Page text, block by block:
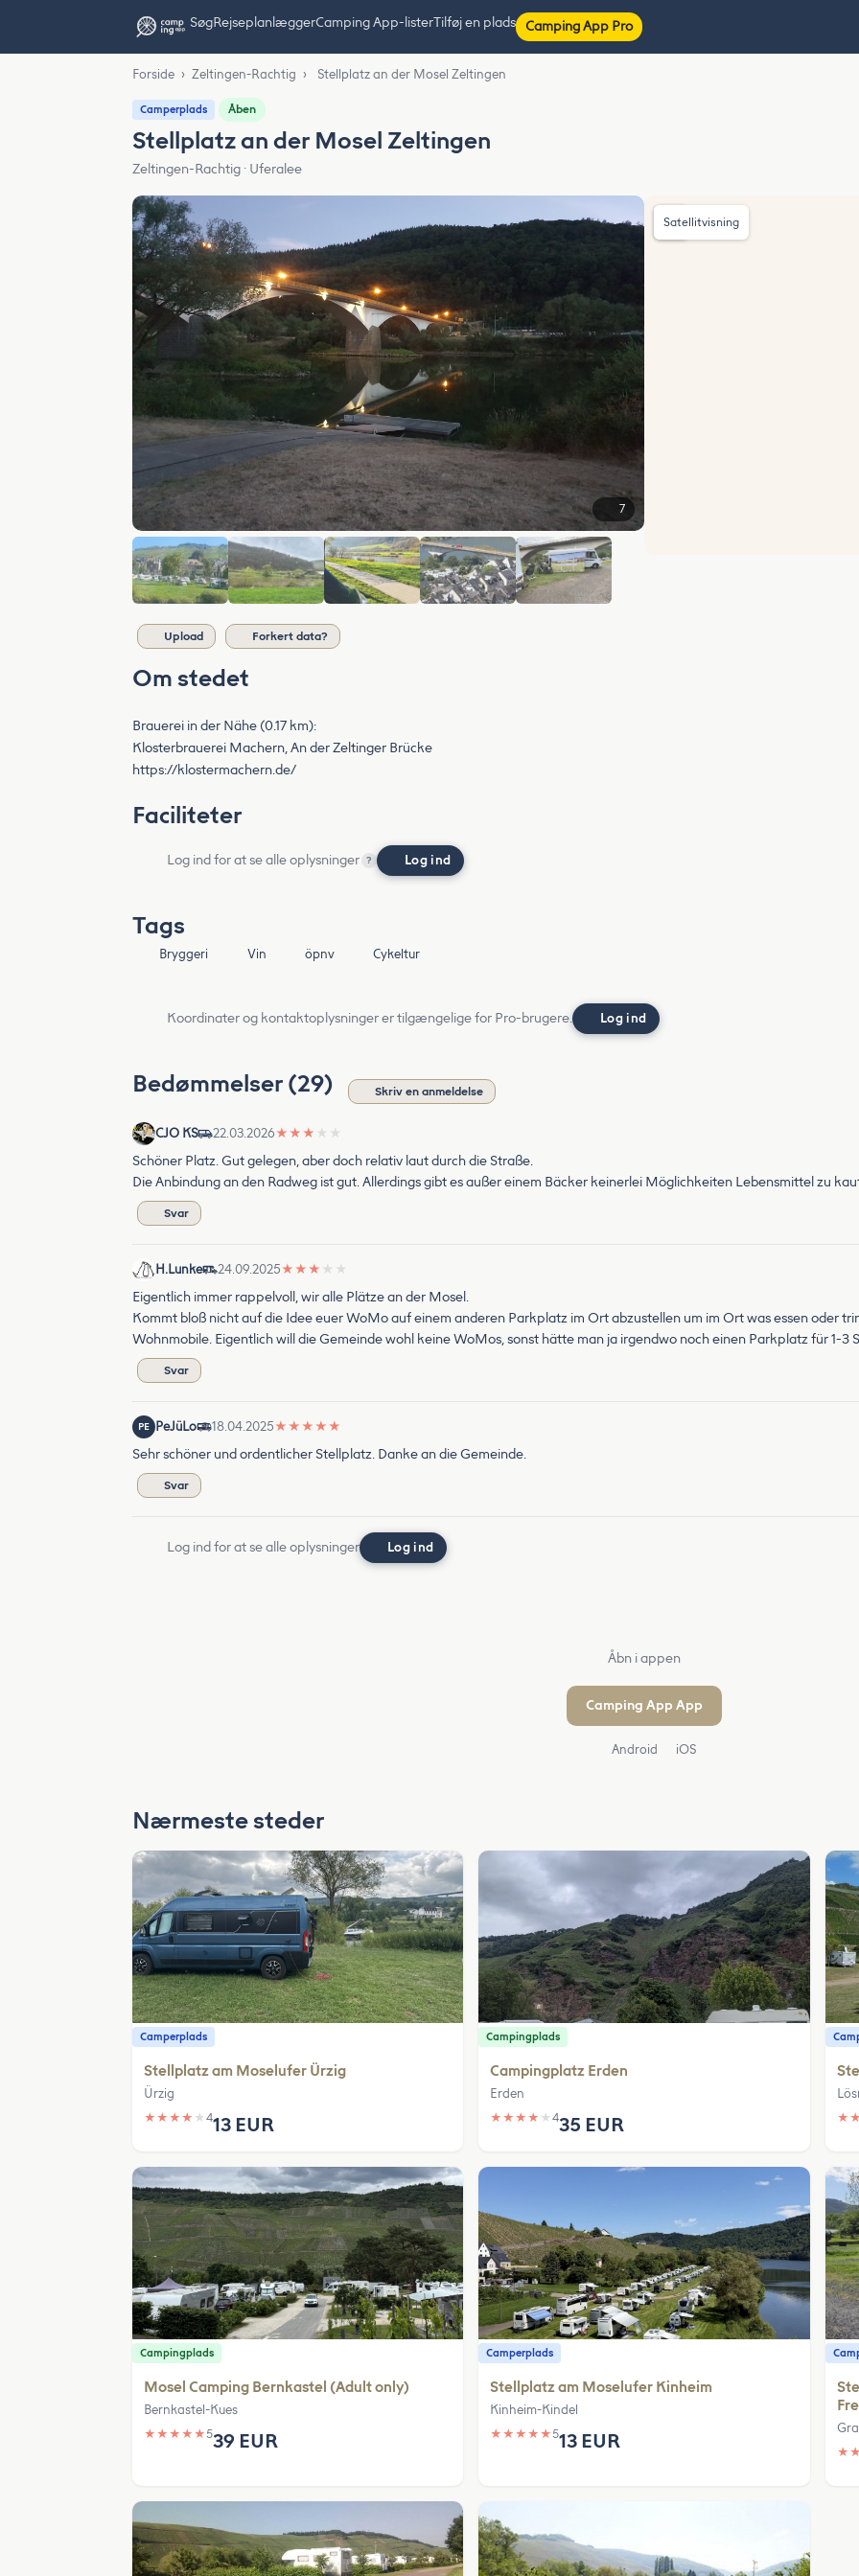
SøgRejseplanlæggerCamping App-listerTilføj en plads Camping App Pro
Forside › Zeltingen-Rachtig › Stellplatz an der Mosel Zeltingen
Camperplads Åben
Stellplatz an der Mosel Zeltingen
Zeltingen-Rachtig · Uferalee
7
Satellitvisning
Upload Forkert data?
Om stedet
Brauerei in der Nähe (0.17 km):
Klosterbrauerei Machern, An der Zeltinger Brücke
https://klostermachern.de/
Faciliteter
Log ind for at se alle oplysninger ? Log ind
Tags
Bryggeri Vin öpnv Cykeltur
Koordinater og kontaktoplysninger er tilgængelige for Pro-brugere. Log ind
Bedømmelser (29) Skriv en anmeldelse
CJO KS 22.03.2026★ ★ ★ ★ ★
Schöner Platz. Gut gelegen, aber doch relativ laut durch die Straße.
Die Anbindung an den Radweg ist gut. Allerdings gibt es außer einem Bäcker keinerlei Möglichkeiten Lebensmittel zu
Svar
H.Lunke 24.09.2025★ ★ ★ ★ ★
Eigentlich immer rappelvoll, wir alle Plätze an der Mosel.
Kommt bloß nicht auf die Idee euer WoMo auf einem anderen Parkplatz im Ort abzustellen um im Ort was essen oder
Wohnmobile. Eigentlich will die Gemeinde wohl keine WoMos, sonst hätte man ja irgendwo noch einen Parkplatz für 1-3
Svar
PE PeJüLo 18.04.2025★ ★ ★ ★ ★
Sehr schöner und ordentlicher Stellplatz. Danke an die Gemeinde.
Svar
Log ind for at se alle oplysninger Log ind
Åbn i appen
Camping App App
Android iOS
Nærmeste steder
Camperplads
Stellplatz am Moselufer Ürzig
Ürzig
★ ★ ★ ★ ★ 413 EUR
Campingplads
Campingplatz Erden
Erden
★ ★ ★ ★ ★435 EUR ★
Campingplads
Mosel Camping Bernkastel (Adult only)
Bernkastel-Kues
★ ★ ★ ★ ★539 EUR
Camperplads
Stellplatz am Moselufer Kinheim
Kinheim-Kindel
★ ★ ★ ★ ★513 EUR ★